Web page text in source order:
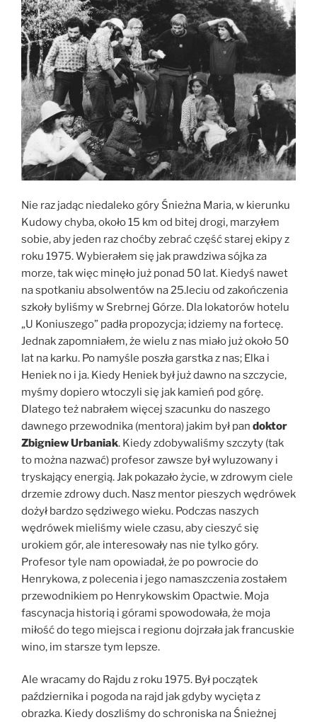
Nie raz jadąc niedaleko góry Śnieżna Maria, w kierunku
Kudowy chyba, około 15 km od bitej drogi, marzyłem
sobie, aby jeden raz choćby zebrać część starej ekipy z
roku 1975. Wybierałem się jak prawdziwa sójka za
morze, tak więc minęło już ponad 50 lat. Kiedyś nawet
na spotkaniu absolwentów na 25.leciu od zakończenia
szkoły byliśmy w Srebrnej Górze. Dla lokatorów hotelu
„U Koniuszego” padła propozycja; idziemy na fortecę.
Jednak zapomniałem, że wielu z nas miało już około 50
lat na karku. Po namyśle poszła garstka z nas; Elka i
Heniek no i ja. Kiedy Heniek był już dawno na szczycie,
myśmy dopiero wtoczyli się jak kamień pod górę.
Dlatego też nabrałem więcej szacunku do naszego
dawnego przewodnika (mentora) jakim był pan doktor
Zbigniew Urbaniak. Kiedy zdobywaliśmy szczyty (tak
to można nazwać) profesor zawsze był wyluzowany i
tryskający energią. Jak pokazało życie, w zdrowym ciele
drzemie zdrowy duch. Nasz mentor pieszych wędrówek
dożył bardzo sędziwego wieku. Podczas naszych
wędrówek mieliśmy wiele czasu, aby cieszyć się
urokiem gór, ale interesowały nas nie tylko góry.
Profesor tyle nam opowiadał, że po powrocie do
Henrykowa, z polecenia i jego namaszczenia zostałem
przewodnikiem po Henrykowskim Opactwie. Moja
fascynacja historią i górami spowodowała, że moja
miłość do tego miejsca i regionu dojrzała jak francuskie
wino, im starsze tym lepsze.
Ale wracamy do Rajdu z roku 1975. Był początek
października i pogoda na rajd jak gdyby wycięta z
obrazka. Kiedy doszliśmy do schroniska na Śnieżnej